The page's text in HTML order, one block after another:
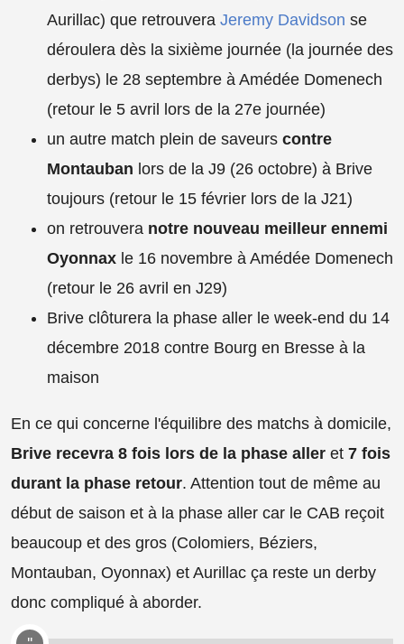
Aurillac) que retrouvera Jeremy Davidson se
déroulera dès la sixième journée (la journée des
derbys) le 28 septembre à Amédée Domenech
(retour le 5 avril lors de la 27e journée)
un autre match plein de saveurs contre
Montauban lors de la J9 (26 octobre) à Brive
toujours (retour le 15 février lors de la J21)
on retrouvera notre nouveau meilleur ennemi
Oyonnax le 16 novembre à Amédée Domenech
(retour le 26 avril en J29)
Brive clôturera la phase aller le week-end du 14
décembre 2018 contre Bourg en Bresse à la
maison
En ce qui concerne l'équilibre des matchs à domicile,
Brive recevra 8 fois lors de la phase aller et 7 fois
durant la phase retour. Attention tout de même au
début de saison et à la phase aller car le CAB reçoit
beaucoup et des gros (Colomiers, Béziers,
Montauban, Oyonnax) et Aurillac ça reste un derby
donc compliqué à aborder.